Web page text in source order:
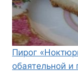
Пирог
обаятельной и